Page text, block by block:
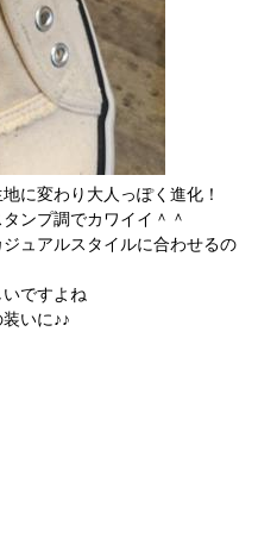
に変わり大人っぽく進化！
ンプ調でカワイイ＾＾
ュアルスタイルに合わせるの
ですよね
いに♪♪